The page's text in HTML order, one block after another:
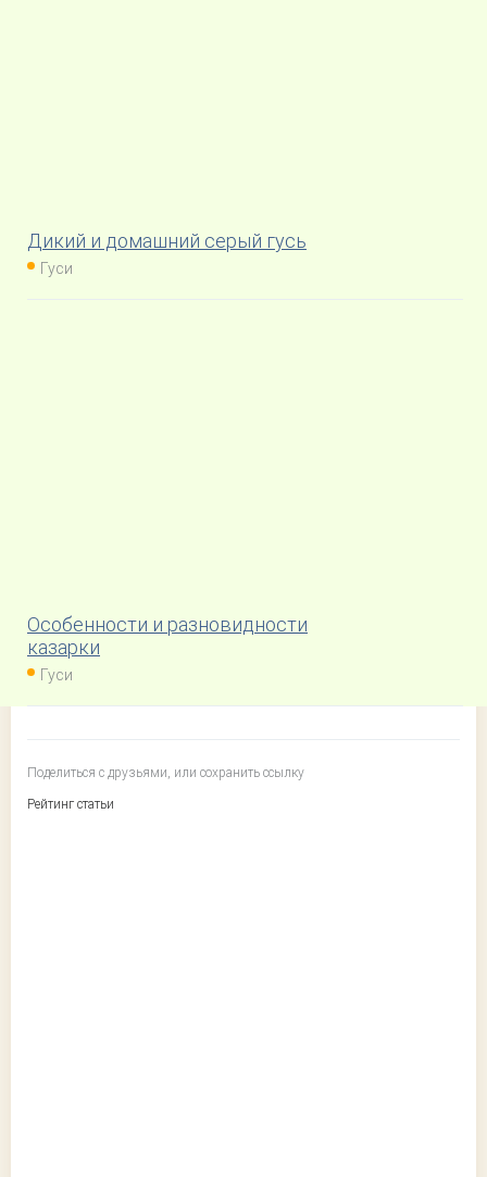
Дикий и домашний серый гусь
Гуси
Особенности и разновидности
казарки
Гуси
Поделиться с друзьями, или сохранить ссылку
Рейтинг статьи